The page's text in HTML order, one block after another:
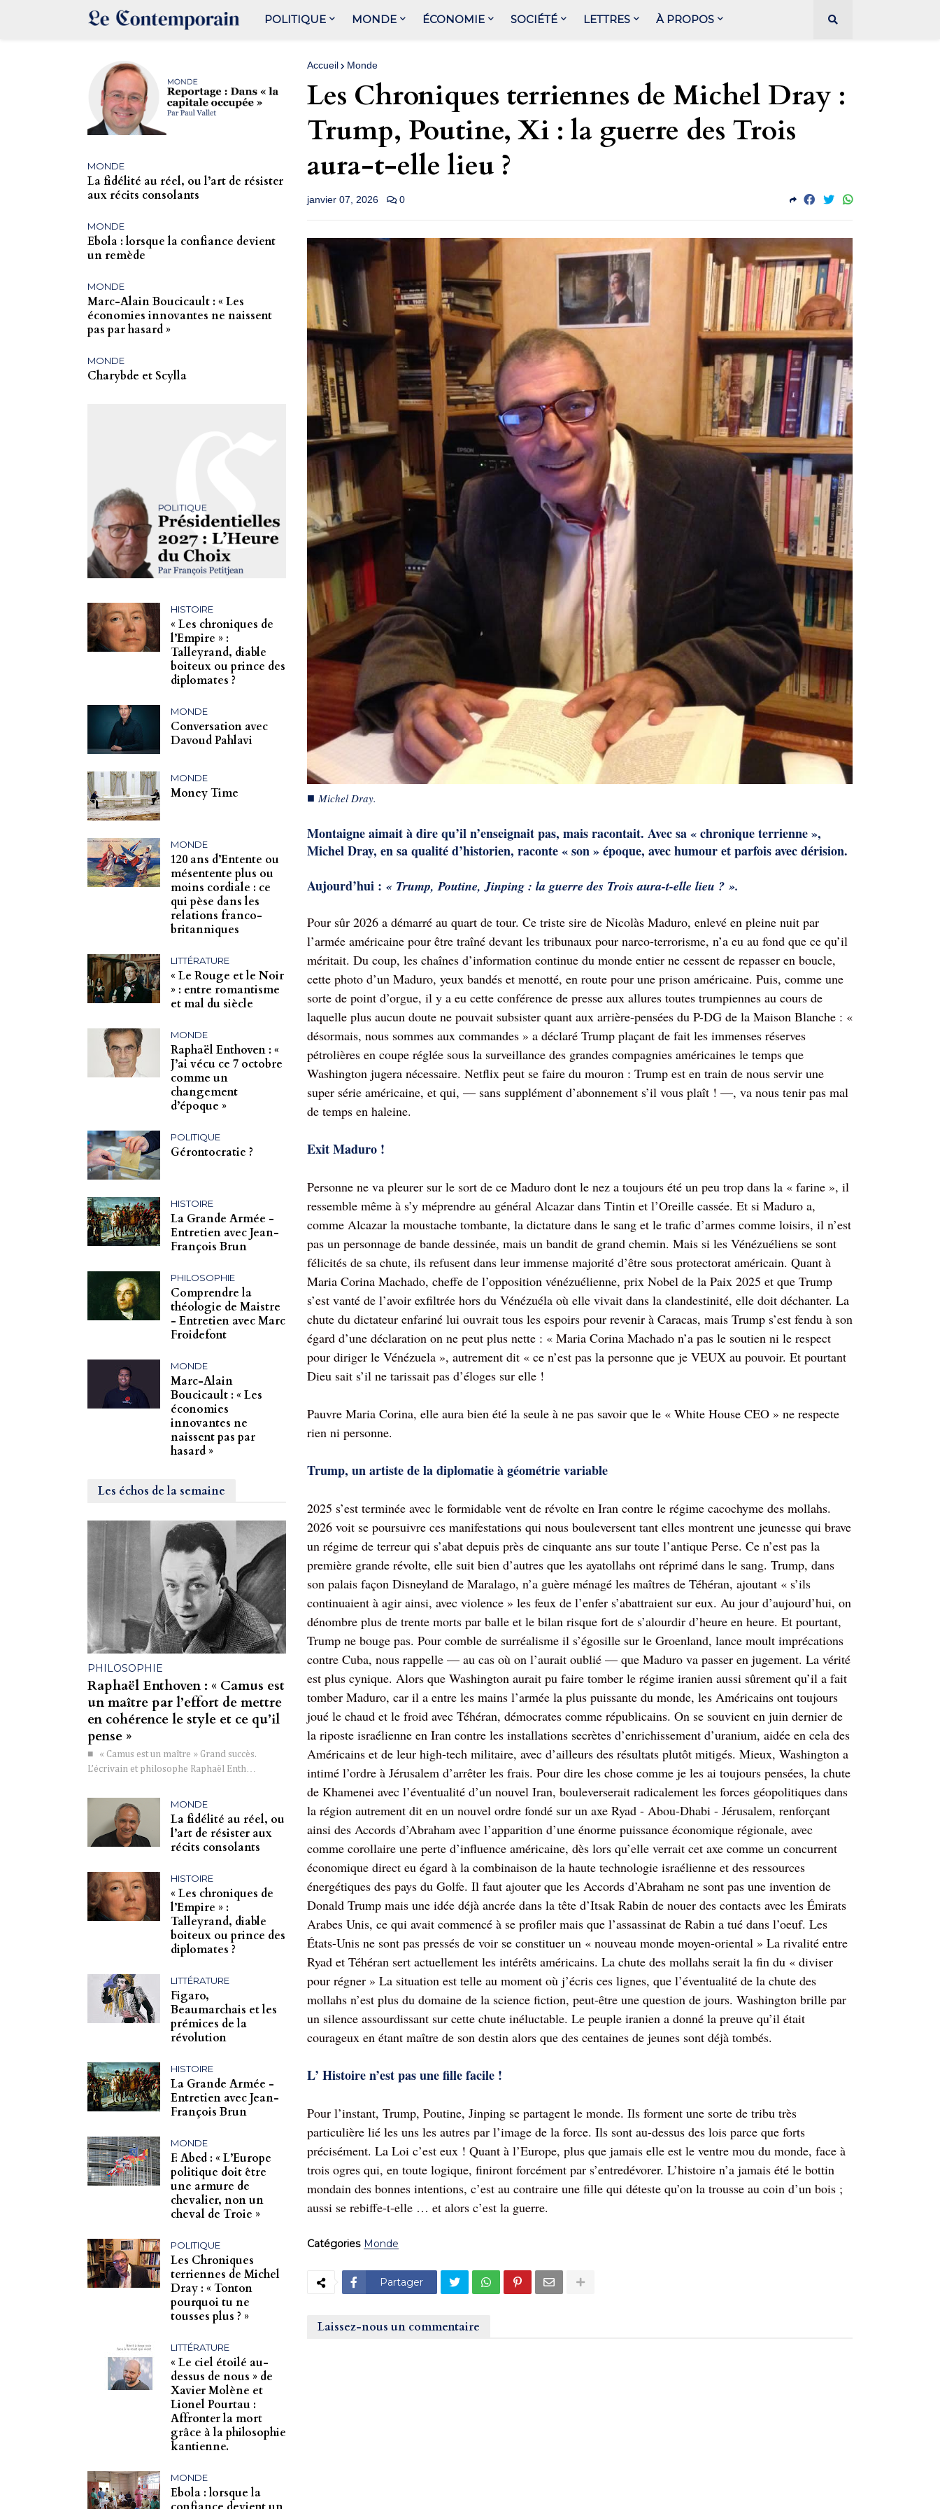
POLITIQUE MONDE ÉCONOMIE SOCIÉTÉ LETTRES À PROPOS
Accueil Monde
Les Chroniques terriennes de Michel Dray :
Trump, Poutine, Xi : la guerre des Trois
aura-t-elle lieu ?
janvier 07, 2026 0
■ Michel Dray.
Montaigne aimait à dire qu’il n’enseignait pas, mais racontait. Avec sa « chronique terrienne »,
Michel Dray, en sa qualité d’historien, raconte « son » époque, avec humour et parfois avec dérision.
Aujourd’hui : « Trump, Poutine, Jinping : la guerre des Trois aura-t-elle lieu ? ».
Pour sûr 2026 a démarré au quart de tour. Ce triste sire de Nicolàs Maduro, enlevé en pleine nuit par
l’armée américaine pour être traîné devant les tribunaux pour narco-terrorisme, n’a eu au fond que ce qu’il
méritait. Du coup, les chaînes d’information continue du monde entier ne cessent de repasser en boucle,
cette photo d’un Maduro, yeux bandés et menotté, en route pour une prison américaine. Puis, comme une
sorte de point d’orgue, il y a eu cette conférence de presse aux allures toutes trumpiennes au cours de
laquelle plus aucun doute ne pouvait subsister quant aux arrière-pensées du P-DG de la Maison Blanche : «
désormais, nous sommes aux commandes » a déclaré Trump plaçant de fait les immenses réserves
pétrolières en coupe réglée sous la surveillance des grandes compagnies américaines le temps que
Washington jugera nécessaire. Netflix peut se faire du mouron : Trump est en train de nous servir une
super série américaine, et qui, — sans supplément d’abonnement s’il vous plaît ! —, va nous tenir pas mal
de temps en haleine.
Exit Maduro !
Personne ne va pleurer sur le sort de ce Maduro dont le nez a toujours été un peu trop dans la « farine », il
ressemble même à s’y méprendre au général Alcazar dans Tintin et l’Oreille cassée. Et si Maduro a,
comme Alcazar la moustache tombante, la dictature dans le sang et le trafic d’armes comme loisirs, il n’est
pas un personnage de bande dessinée, mais un bandit de grand chemin. Mais si les Vénézuéliens se sont
félicités de sa chute, ils refusent dans leur immense majorité d’être sous protectorat américain. Quant à
Maria Corina Machado, cheffe de l’opposition vénézuélienne, prix Nobel de la Paix 2025 et que Trump
s’est vanté de l’avoir exfiltrée hors du Vénézuéla où elle vivait dans la clandestinité, elle doit déchanter. La
chute du dictateur enfariné lui ouvrait tous les espoirs pour revenir à Caracas, mais Trump s’est fendu à son
égard d’une déclaration on ne peut plus nette : « Maria Corina Machado n’a pas le soutien ni le respect
pour diriger le Vénézuela », autrement dit « ce n’est pas la personne que je VEUX au pouvoir. Et pourtant
Dieu sait s’il ne tarissait pas d’éloges sur elle !
Pauvre Maria Corina, elle aura bien été la seule à ne pas savoir que le « White House CEO » ne respecte
rien ni personne.
Trump, un artiste de la diplomatie à géométrie variable
2025 s’est terminée avec le formidable vent de révolte en Iran contre le régime cacochyme des mollahs.
2026 voit se poursuivre ces manifestations qui nous bouleversent tant elles montrent une jeunesse qui brave
un régime de terreur qui s’abat depuis près de cinquante ans sur toute l’antique Perse. Ce n’est pas la
première grande révolte, elle suit bien d’autres que les ayatollahs ont réprimé dans le sang. Trump, dans
son palais façon Disneyland de Maralago, n’a guère ménagé les maîtres de Téhéran, ajoutant « s’ils
continuaient à agir ainsi, avec violence » les feux de l’enfer s’abattraient sur eux. Au jour d’aujourd’hui, on
dénombre plus de trente morts par balle et le bilan risque fort de s’alourdir d’heure en heure. Et pourtant,
Trump ne bouge pas. Pour comble de surréalisme il s’égosille sur le Groenland, lance moult imprécations
contre Cuba, nous rappelle — au cas où on l’aurait oublié — que Maduro va passer en jugement. La vérité
est plus cynique. Alors que Washington aurait pu faire tomber le régime iranien aussi sûrement qu’il a fait
tomber Maduro, car il a entre les mains l’armée la plus puissante du monde, les Américains ont toujours
joué le chaud et le froid avec Téhéran, démocrates comme républicains. On se souvient en juin dernier de
la riposte israélienne en Iran contre les installations secrètes d’enrichissement d’uranium, aidée en cela des
Américains et de leur high-tech militaire, avec d’ailleurs des résultats plutôt mitigés. Mieux, Washington a
intimé l’ordre à Jérusalem d’arrêter les frais. Pour dire les chose comme je les ai toujours pensées, la chute
de Khamenei avec l’éventualité d’un nouvel Iran, bouleverserait radicalement les forces géopolitiques dans
la région autrement dit en un nouvel ordre fondé sur un axe Ryad - Abou-Dhabi - Jérusalem, renforçant
ainsi des Accords d’Abraham avec l’apparition d’une énorme puissance économique régionale, avec
comme corollaire une perte d’influence américaine, dès lors qu’elle verrait cet axe comme un concurrent
économique direct eu égard à la combinaison de la haute technologie israélienne et des ressources
énergétiques des pays du Golfe. Il faut ajouter que les Accords d’Abraham ne sont pas une invention de
Donald Trump mais une idée déjà ancrée dans la tête d’Itsak Rabin de nouer des contacts avec les Émirats
Arabes Unis, ce qui avait commencé à se profiler mais que l’assassinat de Rabin a tué dans l’oeuf. Les
États-Unis ne sont pas pressés de voir se constituer un « nouveau monde moyen-oriental » La rivalité entre
Ryad et Téhéran sert actuellement les intérêts américains. La chute des mollahs serait la fin du « diviser
pour régner » La situation est telle au moment où j’écris ces lignes, que l’éventualité de la chute des
mollahs n’est plus du domaine de la science fiction, peut-être une question de jours. Washington brille par
un silence assourdissant sur cette chute inéluctable. Le peuple iranien a donné la preuve qu’il était
courageux en étant maître de son destin alors que des centaines de jeunes sont déjà tombés.
L’ Histoire n’est pas une fille facile !
Pour l’instant, Trump, Poutine, Jinping se partagent le monde. Ils forment une sorte de tribu très
particulière lié les uns les autres par l’image de la force. Ils sont au-dessus des lois parce que forts
précisément. La Loi c’est eux ! Quant à l’Europe, plus que jamais elle est le ventre mou du monde, face à
trois ogres qui, en toute logique, finiront forcément par s’entredévorer. L’histoire n’a jamais été le bottin
mondain des bonnes intentions, c’est au contraire une fille qui déteste qu’on la trousse au coin d’un bois ;
aussi se rebiffe-t-elle … et alors c’est la guerre.
Catégories Monde
Partager
Laissez-nous un commentaire
MONDE
La fidélité au réel, ou l’art de résister
aux récits consolants
MONDE
Ebola : lorsque la confiance devient
un remède
MONDE
Marc-Alain Boucicault : « Les
économies innovantes ne naissent
pas par hasard »
MONDE
Charybde et Scylla
HISTOIRE
« Les chroniques de
l’Empire » :
Talleyrand, diable
boiteux ou prince des
diplomates ?
MONDE
Conversation avec
Davoud Pahlavi
MONDE
Money Time
MONDE
120 ans d’Entente ou
mésentente plus ou
moins cordiale : ce
qui pèse dans les
relations franco-
britanniques
LITTÉRATURE
« Le Rouge et le Noir
» : entre romantisme
et mal du siècle
MONDE
Raphaël Enthoven : «
J’ai vécu ce 7 octobre
comme un
changement
d’époque »
POLITIQUE
Gérontocratie ?
HISTOIRE
La Grande Armée -
Entretien avec Jean-
François Brun
PHILOSOPHIE
Comprendre la
théologie de Maistre
- Entretien avec Marc
Froidefont
MONDE
Marc-Alain
Boucicault : « Les
économies
innovantes ne
naissent pas par
hasard »
Les échos de la semaine
PHILOSOPHIE
Raphaël Enthoven : « Camus est
un maître par l’effort de mettre
en cohérence le style et ce qu’il
pense »
■ « Camus est un maître » Grand succès.
L’écrivain et philosophe Raphaël Enth…
MONDE
La fidélité au réel, ou
l’art de résister aux
récits consolants
HISTOIRE
« Les chroniques de
l’Empire » :
Talleyrand, diable
boiteux ou prince des
diplomates ?
LITTÉRATURE
Figaro,
Beaumarchais et les
prémices de la
révolution
HISTOIRE
La Grande Armée -
Entretien avec Jean-
François Brun
MONDE
F. Abed : « L’Europe
politique doit être
une armure de
chevalier, non un
cheval de Troie »
POLITIQUE
Les Chroniques
terriennes de Michel
Dray : « Tonton
pourquoi tu ne
tousses plus ? »
LITTÉRATURE
« Le ciel étoilé au-
dessus de nous » de
Xavier Molène et
Lionel Pourtau :
Affronter la mort
grâce à la philosophie
kantienne.
MONDE
Ebola : lorsque la